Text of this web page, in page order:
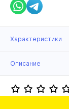
Характеристики
Описание